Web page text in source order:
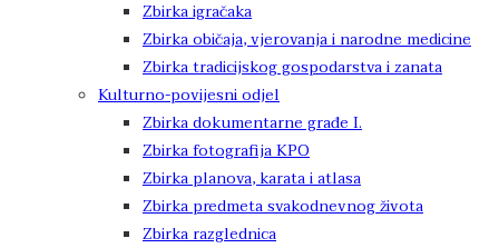
Zbirka igračaka
Zbirka običaja, vjerovanja i narodne medicine
Zbirka tradicijskog gospodarstva i zanata
Kulturno-povijesni odjel
Zbirka dokumentarne građe I.
Zbirka fotografija KPO
Zbirka planova, karata i atlasa
Zbirka predmeta svakodnevnog života
Zbirka razglednica